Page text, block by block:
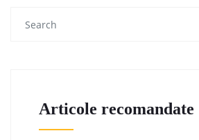
Articole recomandate